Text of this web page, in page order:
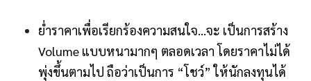
ย่ำราคาเพื่อเรียกร้องความสนใจ…จะ เป็นการสร้าง
Volume แบบหนามากๆ ตลอดเวลา โดยราคาไม่ได้
พุ่งขึ้นตามไป ถือว่าเป็นการ “โชว์” ให้นักลงทุนได้